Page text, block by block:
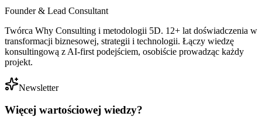
Founder & Lead Consultant
Twórca Why Consulting i metodologii 5D. 12+ lat doświadczenia w
transformacji biznesowej, strategii i technologii. Łączy wiedzę
konsultingową z AI-first podejściem, osobiście prowadząc każdy
projekt.
Newsletter
Więcej wartościowej wiedzy?